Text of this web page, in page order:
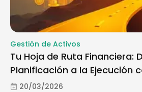
Gestión de Activos
Tu Hoja de Ruta Financiera:
Planificación a la Ejecución
20/03/2026